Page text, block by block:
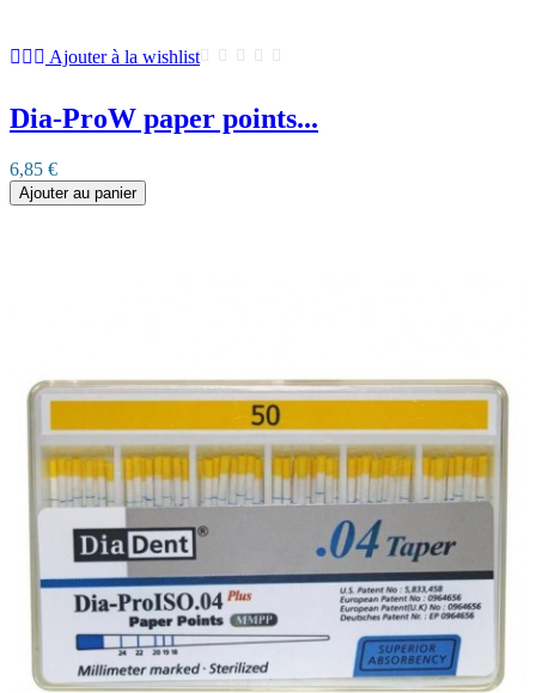
Ajouter à la wishlist
Dia-ProW paper points...
6,85 €
Ajouter au panier